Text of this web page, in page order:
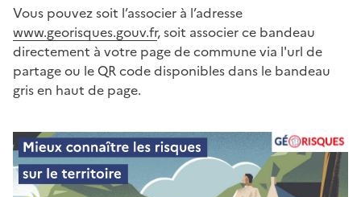
Vous pouvez soit l’associer à l’adresse
www.georisques.gouv.fr, soit associer ce bandeau
directement à votre page de commune via l'url de
partage ou le QR code disponibles dans le bandeau
gris en haut de page.